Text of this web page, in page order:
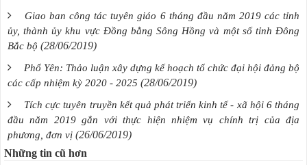
Giao ban công tác tuyên giáo 6 tháng đầu năm 2019 các tỉnh
ủy, thành ủy khu vực Đồng bằng Sông Hồng và một số tỉnh Đông
Bắc bộ (28/06/2019)
Phổ Yên: Thảo luận xây dựng kế hoạch tổ chức đại hội đảng bộ
các cấp nhiệm kỳ 2020 - 2025 (28/06/2019)
Tích cực tuyên truyền kết quả phát triển kinh tế - xã hội 6 tháng
đầu năm 2019 gắn với thực hiện nhiệm vụ chính trị của địa
phương, đơn vị (26/06/2019)
Những tin cũ hơn